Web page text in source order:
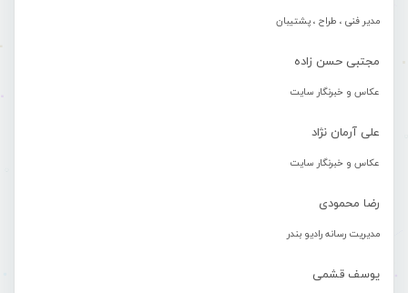
مدیر فنی ، طراح ، پشتیبان
مجتبی حسن زاده
عکاس و خبرنگار سایت
علی آرمان نژاد
عکاس و خبرنگار سایت
رضا محمودی
مدیریت رسانه رادیو بندر
یوسف قشمی